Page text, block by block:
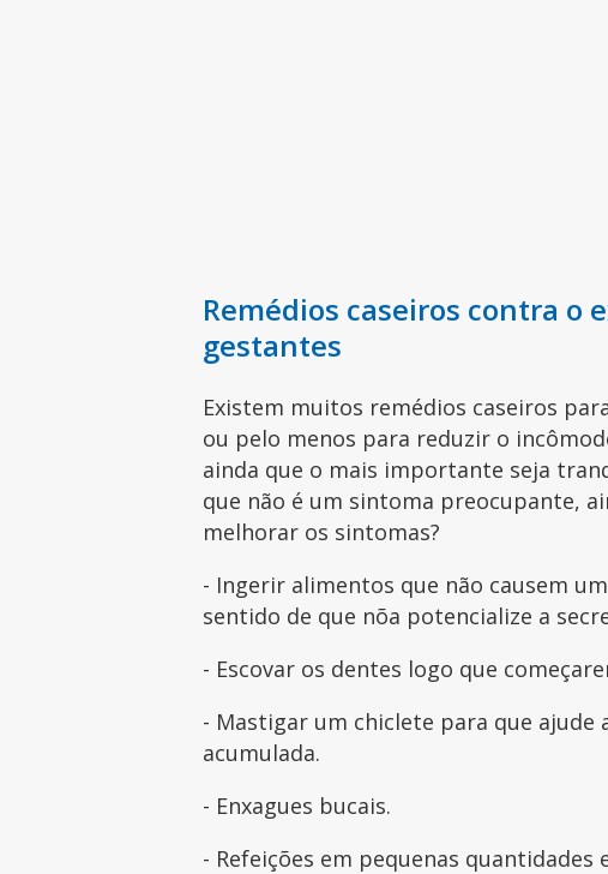
Remédios caseiros contra o
gestantes
Existem muitos remédios caseiros
ou pelo menos para reduzir o
ainda que o mais importante seja
que não é um sintoma preocupante,
melhorar os sintomas?
- Ingerir alimentos que não causem
sentido de que nõa potencialize a
- Escovar os dentes logo que
- Mastigar um chiclete para que ajude
acumulada.
- Enxagues bucais.
- Refeições em pequenas quantidades